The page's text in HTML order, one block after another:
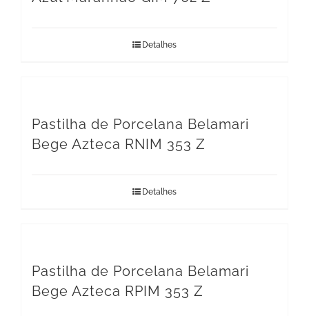
Detalhes
Pastilha de Porcelana Belamari
Bege Azteca RNIM 353 Z
Detalhes
Pastilha de Porcelana Belamari
Bege Azteca RPIM 353 Z